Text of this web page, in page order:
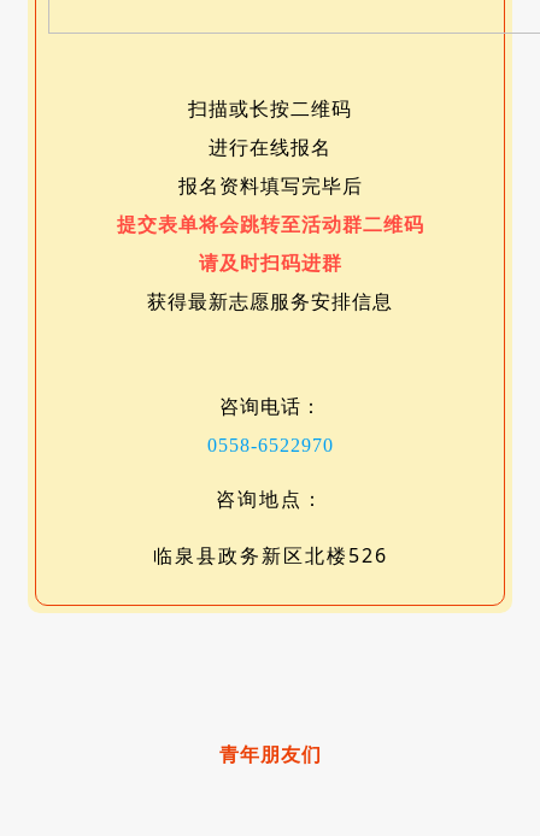
扫描或长按二维码
进行在线报名
报名资料填写完毕后
提交表单将会跳转至活动群二维码
请及时扫码进群
获得最新志愿服务安排信息
咨询电话：
0558-6522970
咨询地点：
临泉县政务新区北楼526
青年朋友们